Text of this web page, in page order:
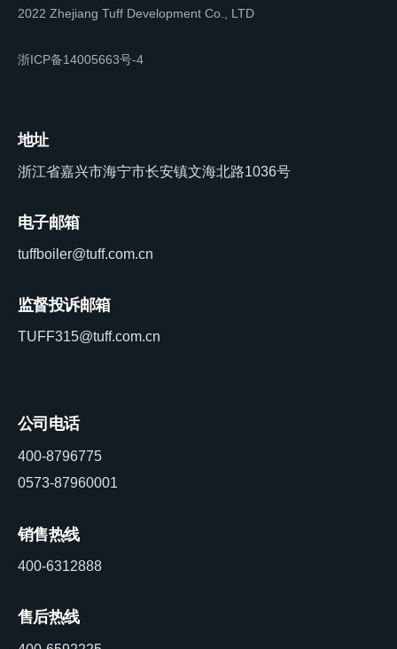
2022 Zhejiang Tuff Development Co., LTD
浙ICP备14005663号-4
地址
浙江省嘉兴市海宁市长安镇文海北路1036号
电子邮箱
tuffboiler@tuff.com.cn
监督投诉邮箱
TUFF315@tuff.com.cn
公司电话
400-8796775
0573-87960001
销售热线
400-6312888
售后热线